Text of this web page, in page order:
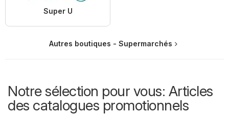
Super U
Autres boutiques - Supermarchés
Notre sélection pour vous: Articles
des catalogues promotionnels